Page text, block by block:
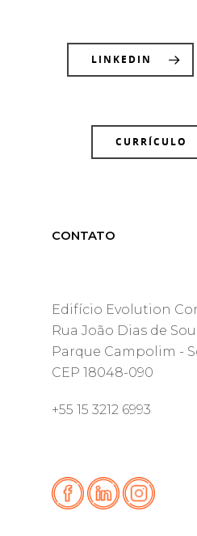
LINKEDIN
CURRÍCULO
CONTATO
Edifício Evolution
Rua João Dias de
Parque Campolim -
CEP 18048-090
+55 15 3212 6993